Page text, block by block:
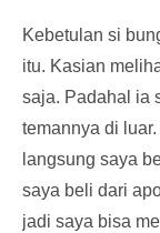
Kebetulan si
itu. Kasian
saja. Padahal ia
temannya di
langsung saya
saya beli dari
jadi saya bisa